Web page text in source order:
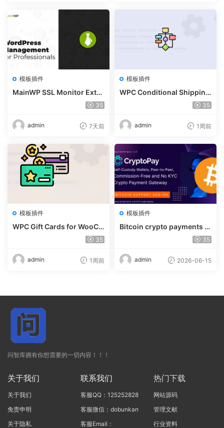
模板插件
MainWP SSL Monitor Exte
35
admin 7天前
模板插件
WPC Conditional Shipping
& Payments (Premium) v1.
35
admin 1周前
模板插件
WPC Gift Cards for WooCo
mmerce (Premium) v1.0.235
admin 1周前
模板插件
Bitcoin crypto payments s
upport for CryptoPay v1.4.
35
admin 2026-06-15
问智库拥有你想需要的一切内容！！！
关于我们
关于我们
免责申明
关于隐私
联系我们
客服QQ：125252828
客服微信：dobunkan
客服Email：
热门下载
网站源码
管理文献
行业资料